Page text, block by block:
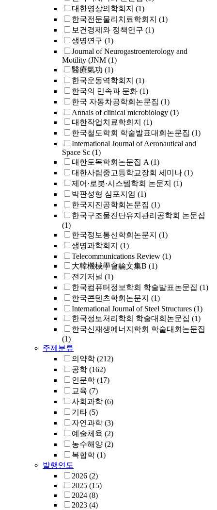
대한영상의학회지 (1)
한국전문물리치료학회지 (1)
보건경제와 정책연구 (1)
생명연구 (1)
Journal of Neurogastroenterology and
Motility (JNM (1)
醫療氣功 (1)
한국운동역학회지 (1)
한국의 민속과 문화 (1)
한국 자동차공학회논문집 (1)
Annals of clinical microbiology (1)
대한작업치료학회지 (1)
한국철도학회 학술발표대회논문집 (1)
International Journal of Aeronautical and
Space Sc (1)
대한토목학회논문집 A (1)
대한사립중고등학교장회 세미나 (1)
제어·로봇·시스템학회 논문지 (1)
박판성형 심포지엄 (1)
한국지진공학회논문집 (1)
한국구조물진단유지관리공학회 논문집
(1)
한국정보통신학회논문지 (1)
생명과학회지 (1)
Telecommunications Review (1)
大韓機械學會論文集B (1)
전기저널 (1)
한국컴퓨터정보학회 학술발표논문집 (1)
한국콘텐츠학회논문지 (1)
International Journal of Steel Structures (1)
한국정보처리학회 학술대회논문집 (1)
한국신재생에너지학회 학술대회논문집
(1)
주제분류
의약학 (212)
공학 (162)
인문학 (17)
교육 (7)
사회과학 (6)
기타 (5)
자연과학 (3)
예술체육 (2)
농수해양 (2)
복합학 (1)
발행연도
2026 (2)
2025 (15)
2024 (8)
2023 (4)